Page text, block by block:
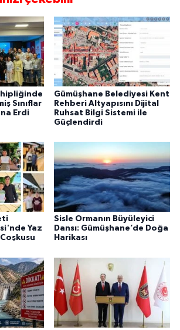
Sınıflar
Erdi
Gümüşhane Belediyesi Kent
Rehberi Altyapısını Dijital
Ruhsat Bilgi Sistemi ile
Güçlendirdi
Yaz
Sisle Ormanın Büyüleyici
Dansı: Gümüşhane’de Doğa
Harikası